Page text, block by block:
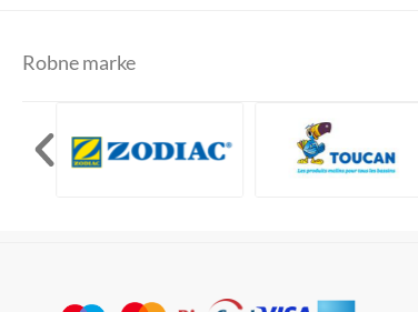
Robne marke